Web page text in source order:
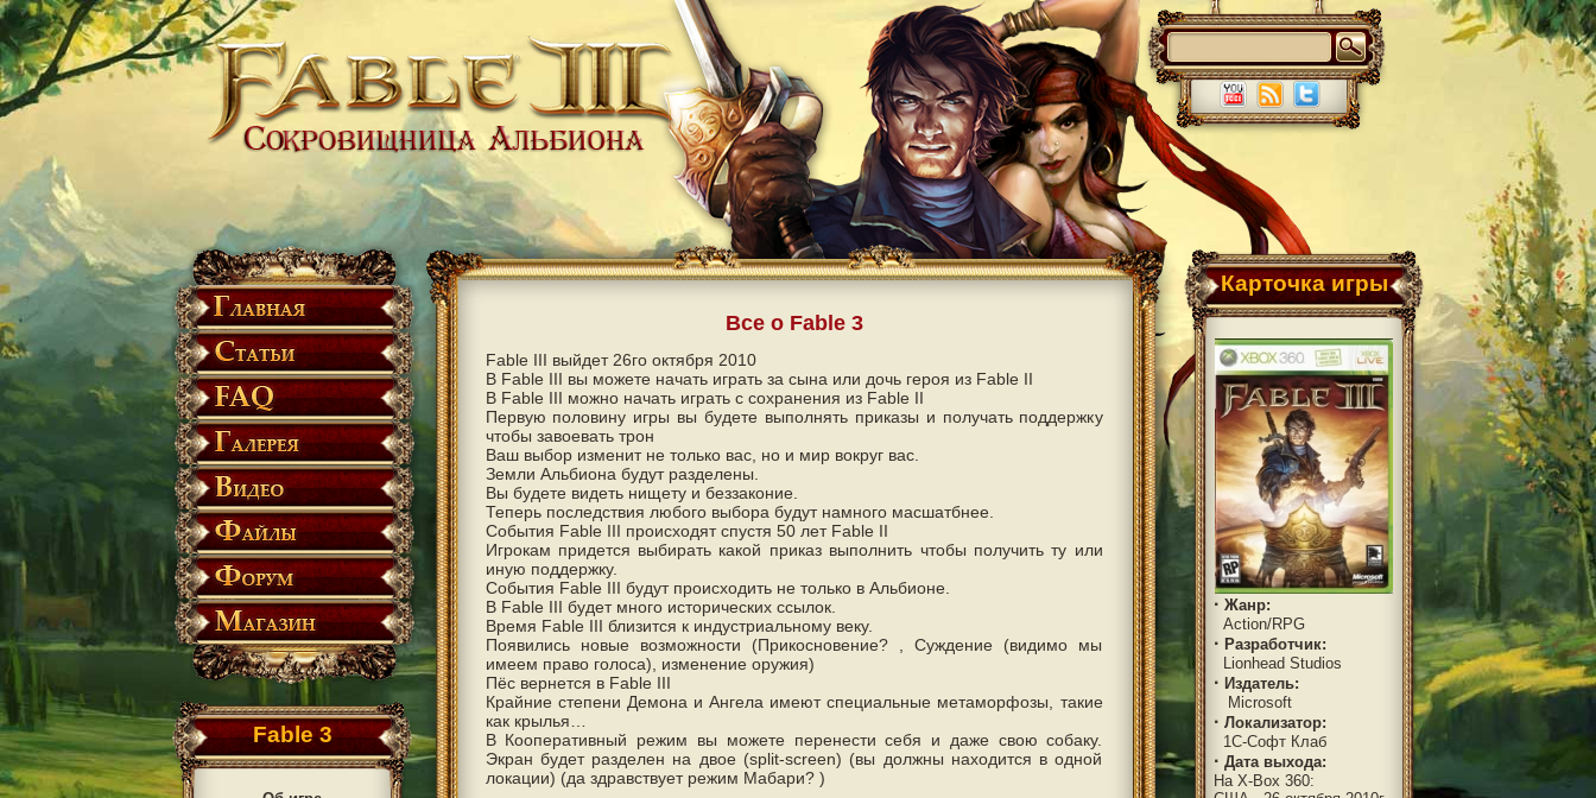
Fable 3
Все о Fable 3
Fable III выйдет 26го октября 2010
В Fable III вы можете начать играть за сына или дочь героя из Fable II
В Fable III можно начать играть с сохранения из Fable II
Первую половину игры вы будете выполнять приказы и получать поддержку
чтобы завоевать трон
Ваш выбор изменит не только вас, но и мир вокруг вас.
Земли Альбиона будут разделены.
Вы будете видеть нищету и беззаконие.
Теперь последствия любого выбора будут намного масшатбнее.
События Fable III происходят спустя 50 лет Fable II
Игрокам придется выбирать какой приказ выполнить чтобы получить ту или
иную поддержку.
События Fable III будут происходить не только в Альбионе.
В Fable III будет много исторических ссылок.
Время Fable III близится к индустриальному веку.
Появились новые возможности (Прикосновение? , Суждение (видимо мы
имеем право голоса), изменение оружия)
Пёс вернется в Fable III
Крайние степени Демона и Ангела имеют специальные метаморфозы, такие
как крылья…
В Кооперативный режим вы можете перенести себя и даже свою собаку.
Экран будет разделен на двое (split-screen) (вы должны находится в одной
локации) (да здравствует режим Мабари? )
Карточка игры
· Жанр:
Action/RPG
· Разработчик:
Lionhead Studios
· Издатель:
Microsoft
· Локализатор:
1C-Софт Клаб
· Дата выхода:
На X-Box 360: